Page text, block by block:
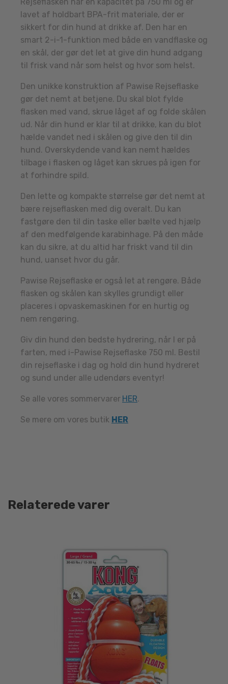
lavet af holdbart BPA-frit materiale, der er
sikkert for din hund at drikke af. Den har en
smart 2-i-1-funktion med både en vandflaske og
en skål, der gør det let at give din hund adgang
til frisk vand når som helst og hvor som helst.
Den unikke konstruktion af Pawise Rejseflaske
gør det nemt at betjene. Du skal blot fylde
flasken med vand, skrue låget af og folde skålen
ud. Når din hund er klar til at drikke, kan du blot
hælde vandet ned i skålen og give den til din
hund. Overskydende vand kan nemt hældes
tilbage i flasken og låget kan skrues på igen for
at forhindre spild.
Den lette og kompakte størrelse gør det nemt at
bære rejseflasken med dig overalt. Du kan
fastgøre den til din taske eller bælte ved hjælp
af den medfølgende karabinhage. På den måde
kan du sikre, at du altid har friskt vand til din
hund, uanset hvor du går.
Pawise Rejseflaske er også let at rengøre. Både
flasken og skålen kan skylles grundigt eller
placeres i opvaskemaskinen for en hurtig og
nem rengøring.
Giv din hund den bedste hydrering, når I er på
farten, med i-Pawise Rejseflaske 750 ml. Bestil
din rejseflaske i dag og hold din hund hydreret
og sund under alle udendørs eventyr!
Se alle vores sommervarer HER.
Se mere om vores butik HER
Relaterede varer